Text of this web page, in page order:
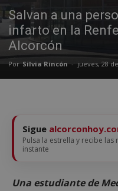
Salvan a una
infarto en la
Alcorcón
Por Silvia Rincón - jueves, 28
Sigue
Pulsa la estrella y recibe
instante
Una estudiante de